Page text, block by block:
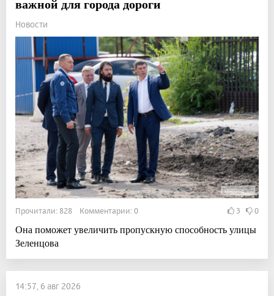
важной для города дороги
Новости
Прочитали: 828 Комментарии: 0 3 0
Она поможет увеличить пропускную способность улицы
Зеленцова
14:57, 6 авг 2026